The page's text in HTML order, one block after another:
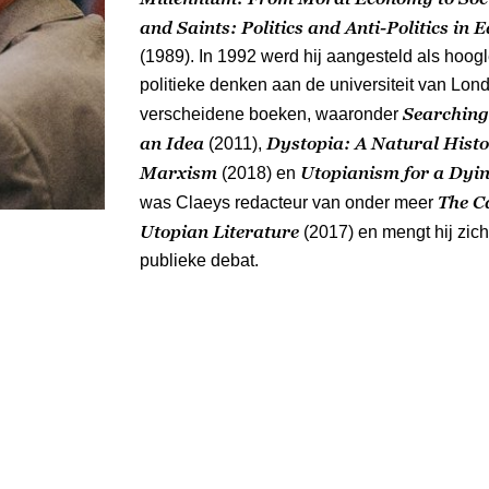
and Saints: Politics and Anti-Politics in
(1989). In 1992 werd hij aangesteld als
politieke denken aan de universiteit van
verscheidene boeken, waaronder
an Idea (2011), Dystopia: A Natural
Marxism (2018) en Utopianism for a
was Claeys redacteur van onder meer The
Utopian Literature (2017) en mengt hij
publieke debat.